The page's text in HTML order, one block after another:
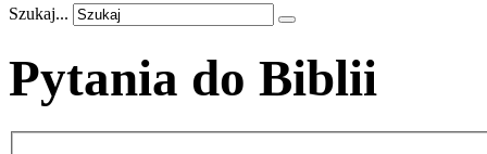
Szukaj...
Pytania do Biblii